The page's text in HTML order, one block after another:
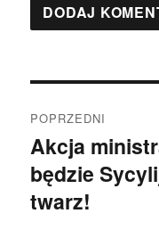
wpisu
POPRZEDNI
Poprzedni
wpis:
Akcja
będzie
twarz!